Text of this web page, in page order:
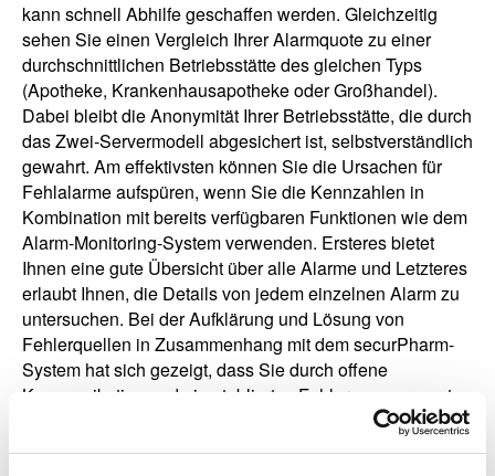
kann schnell Abhilfe geschaffen werden. Gleichzeitig
sehen Sie einen Vergleich Ihrer Alarmquote zu einer
durchschnittlichen Betriebsstätte des gleichen Typs
(Apotheke, Krankenhausapotheke oder Großhandel).
Dabei bleibt die Anonymität Ihrer Betriebsstätte, die durch
das Zwei-Servermodell abgesichert ist, selbstverständlich
gewahrt. Am effektivsten können Sie die Ursachen für
Fehlalarme aufspüren, wenn Sie die Kennzahlen in
Kombination mit bereits verfügbaren Funktionen wie dem
Alarm-Monitoring-System verwenden. Ersteres bietet
Ihnen eine gute Übersicht über alle Alarme und Letzteres
erlaubt Ihnen, die Details von jedem einzelnen Alarm zu
untersuchen. Bei der Aufklärung und Lösung von
Fehlerquellen in Zusammenhang mit dem securPharm-
System hat sich gezeigt, dass Sie durch offene
Kommunikation und ein etabliertes Fehlermanagement
die besten Resultate erzielen. Die neue Funktion